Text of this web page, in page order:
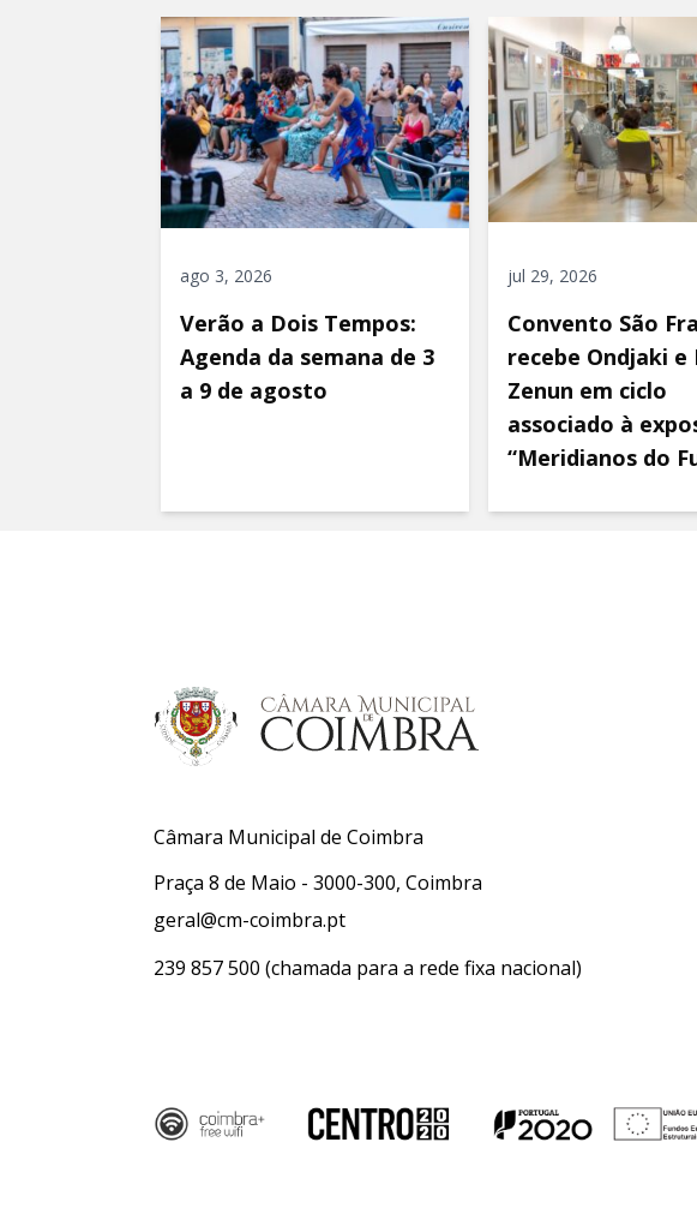
ago 3, 2026
Verão a Dois Tempos:
Agenda da semana de 3
a 9 de agosto
jul 29, 2026
Convento São
recebe Ondjaki e
Zenun em ciclo
associado à
“Meridianos do
Câmara Municipal de Coimbra
Praça 8 de Maio - 3000-300, Coimbra
geral@cm-coimbra.pt
239 857 500 (chamada para a rede fixa nacional)